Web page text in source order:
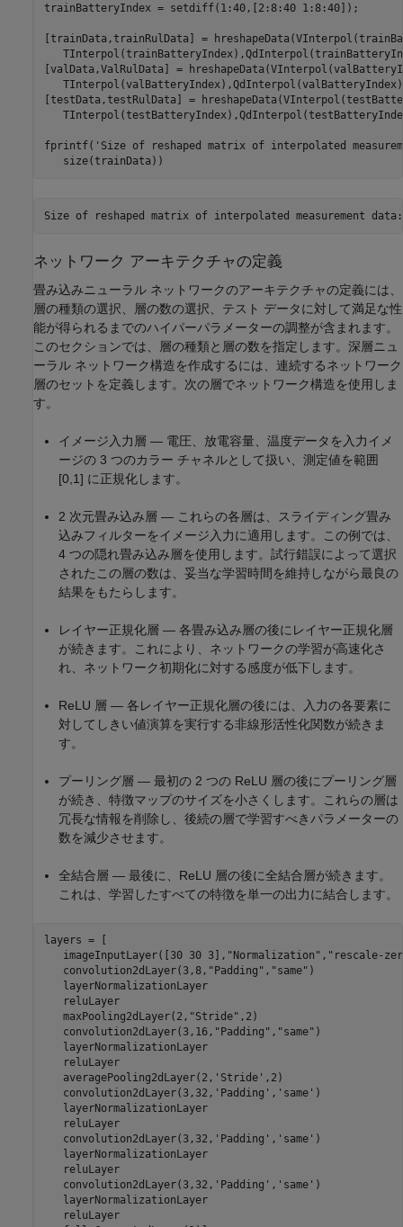
trainBatteryIndex = setdiff(1:40,[2:8:40 1:8:40]);
[trainData,trainRulData] =
[valData,ValRulData] =
[testData,testRulData] =
fprintf( 'Size of reshaped matrix of interpolated
   size(trainData))
ネットワーク アーキテクチャの定義
畳み込みニューラル ネットワークのアーキテクチャの定義には、
層の種類の選択、層の数の選択、テスト データに対して満足な性
能が得られるまでのハイパーパラメーターの調整が含まれます。
このセクションでは、層の種類と層の数を指定します。深層ニュ
ーラル ネットワーク構造を作成するには、連続するネットワーク
層のセットを定義します。次の層でネットワーク構造を使用しま
す。
イメージ入力層 — 電圧、放電容量、温度データを入力イメ
ージの 3 つのカラー チャネルとして扱い、測定値を範囲
[0,1] に正規化します。
2 次元畳み込み層 — これらの各層は、スライディング畳み
込みフィルターをイメージ入力に適用します。この例では、
4 つの隠れ畳み込み層を使用します。試行錯誤によって選択
されたこの層の数は、妥当な学習時間を維持しながら最良の
結果をもたらします。
レイヤー正規化層 — 各畳み込み層の後にレイヤー正規化層
が続きます。これにより、ネットワークの学習が高速化さ
れ、ネットワーク初期化に対する感度が低下します。
ReLU 層 — 各レイヤー正規化層の後には、入力の各要素に
対してしきい値演算を実行する非線形活性化関数が続きま
す。
プーリング層 — 最初の 2 つの ReLU 層の後にプーリング層
が続き、特徴マップのサイズを小さくします。これらの層は
冗長な情報を削除し、後続の層で学習すべきパラメーターの
数を減少させます。
全結合層 — 最後に、ReLU 層の後に全結合層が続きます。
これは、学習したすべての特徴を単一の出力に結合します。
layers = [
   imageInputLayer([30 30 3],
"Normalization" , "rescale-
   convolution2dLayer(3,8,
"Padding" , "same" )
   layerNormalizationLayer
   reluLayer
   maxPooling2dLayer(2,
"Stride" ,2)
   convolution2dLayer(3,16,
"Padding" , "same" )
   layerNormalizationLayer
   reluLayer
   averagePooling2dLayer(2,
'Stride' ,2)
   convolution2dLayer(3,32,
'Padding' , 'same' )
   layerNormalizationLayer
   reluLayer
   convolution2dLayer(3,32,
'Padding' , 'same' )
   layerNormalizationLayer
   reluLayer
   convolution2dLayer(3,32,
'Padding' , 'same' )
   layerNormalizationLayer
   reluLayer